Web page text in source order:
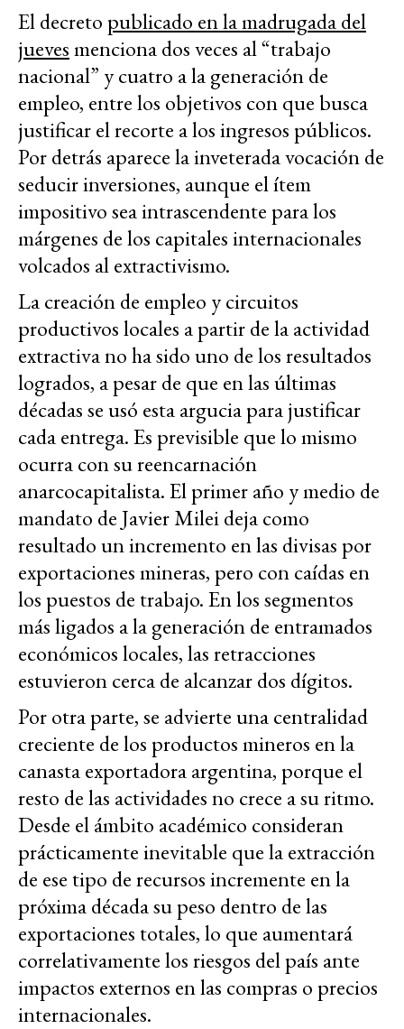
El decreto publicado en la madrugada del
juevesmenciona dos veces al “trabajo
nacional” y cuatro a la generación de
empleo, entre los objetivos con que busca
justificar el recorte a los ingresos públicos.
Por detrás aparece la inveterada vocación de
seducir inversiones, aunque el ítem
impositivo sea intrascendente para los
márgenes de los capitales internacionales
volcados al extractivismo.
La creación de empleo y circuitos
productivos locales a partir de la actividad
extractiva no ha sido uno de los resultados
logrados, a pesar de que en las últimas
décadas se usó esta argucia para justificar
cada entrega. Es previsible que lo mismo
ocurra con su reencarnación
anarcocapitalista. El primer año y medio de
mandato de Javier Milei deja como
resultado un incremento en las divisas por
exportaciones mineras, pero con caídas en
los puestos de trabajo. En los segmentos
más ligados a la generación de entramados
económicos locales, las retracciones
estuvieron cerca de alcanzar dos dígitos.
Por otra parte, se advierte una centralidad
creciente de los productos mineros en la
canasta exportadora argentina, porque el
resto de las actividades no crece a su ritmo.
Desde el ámbito académico consideran
prácticamente inevitable que la extracción
de ese tipo de recursos incremente en la
próxima década su peso dentro de las
exportaciones totales, lo que aumentará
correlativamente los riesgos del país ante
impactos externos en las compras o precios
internacionales.